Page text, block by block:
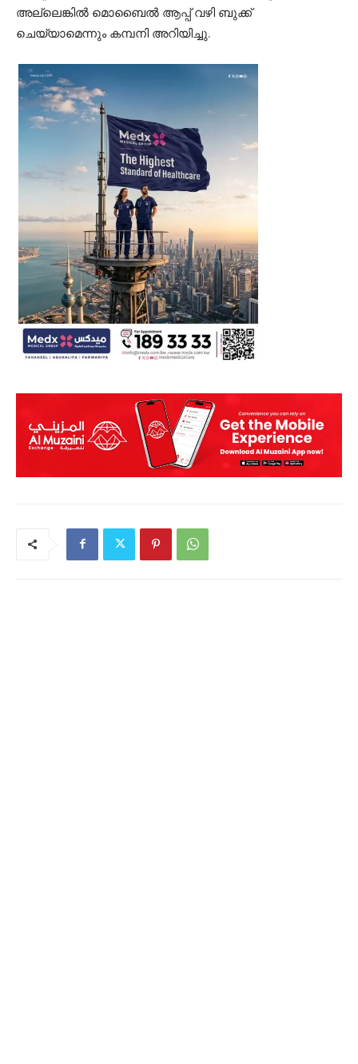
അല്ലെങ്കിൽ മൊബൈൽ ആപ്പ് വഴി ബുക്ക്
ചെയ്യാമെന്നും കമ്പനി അറിയിച്ചു.